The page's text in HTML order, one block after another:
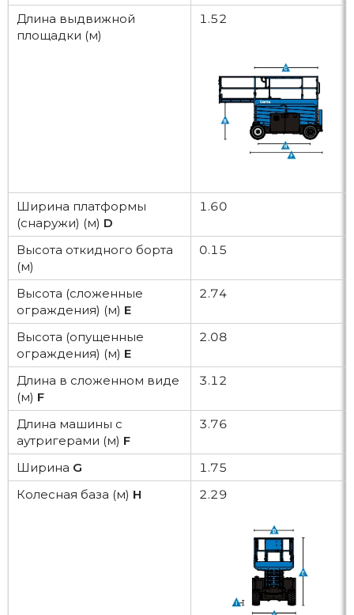
Длина выдвижной
площадки (м)
1.52
Ширина платформы
(снаружи) (м) D
1.60
Высота откидного борта
(м)
0.15
Высота (сложенные
ограждения) (м) E
2.74
Высота (опущенные
ограждения) (м) E
2.08
Длина в сложенном виде
(м) F
3.12
Длина машины с
аутригерами (м) F
3.76
Ширина G
1.75
Колесная база (м) H 2.29